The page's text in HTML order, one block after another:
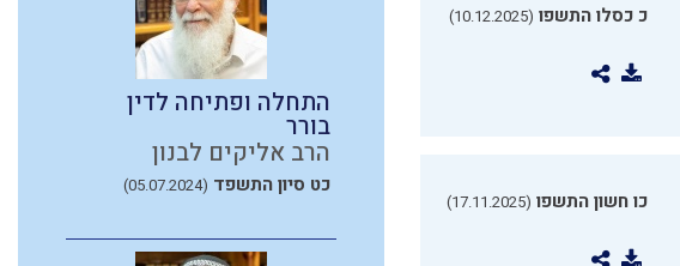
כ כסלו התשפו (10.12.2025)
כו חשון התשפו (17.11.2025)
התחלה ופתיחה לדין
בורר
הרב אליקים לבנון
כט סיון התשפד (05.07.2024)